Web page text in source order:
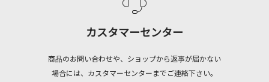
カスタマーセンター
商品のお問い合わせや、ショップから返事が届かない
場合には、カスタマーセンターまでご連絡下さい。